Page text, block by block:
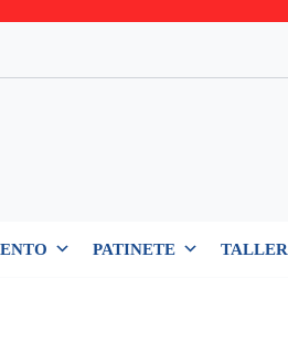
PATINETE TALLER